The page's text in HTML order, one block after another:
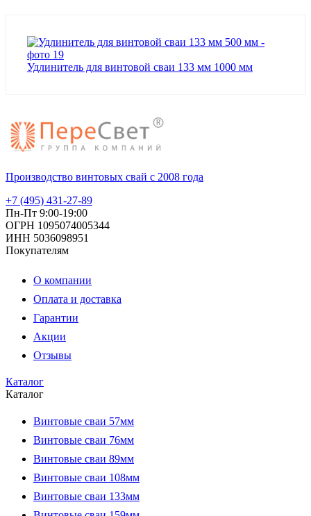
Удлинитель для винтовой сваи 133 мм 1000 мм
Производство винтовых свай с 2008 года
+7 (495) 431-27-89
Пн-Пт 9:00-19:00
ОГРН 1095074005344
ИНН 5036098951
Покупателям
О компании
Оплата и доставка
Гарантии
Акции
Отзывы
Каталог
Каталог
Винтовые сваи 57мм
Винтовые сваи 76мм
Винтовые сваи 89мм
Винтовые сваи 108мм
Винтовые сваи 133мм